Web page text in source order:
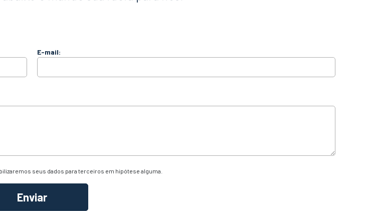
E-mail:
seus dados para terceiros em hipótese alguma.